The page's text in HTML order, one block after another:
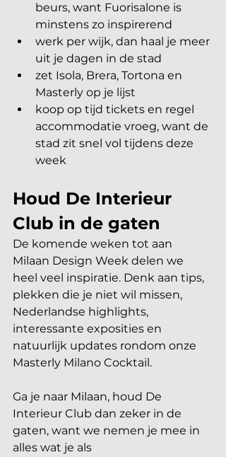
beurs, want Fuorisalone is
minstens zo inspirerend
werk per wijk, dan haal je meer
uit je dagen in de stad
zet Isola, Brera, Tortona en
Masterly op je lijst
koop op tijd tickets en regel
accommodatie vroeg, want de
stad zit snel vol tijdens deze
week
Houd De Interieur
Club in de gaten
De komende weken tot aan
Milaan Design Week delen we
heel veel inspiratie. Denk aan tips,
plekken die je niet wil missen,
Nederlandse highlights,
interessante exposities en
natuurlijk updates rondom onze
Masterly Milano Cocktail.
Ga je naar Milaan, houd De
Interieur Club dan zeker in de
gaten, want we nemen je mee in
alles wat je als